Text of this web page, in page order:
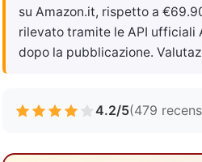
su Amazon.it, rispetto a
rilevato tramite le API ufficiali
dopo la pubblicazione.
4.2/5(479